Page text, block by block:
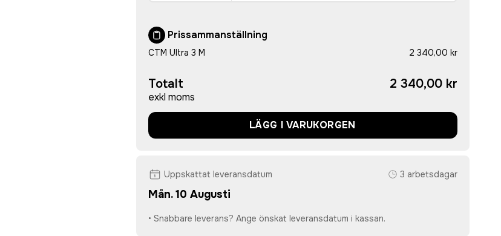
Prissammanställning
CTM Ultra 3 M 2 340,00 kr
Totalt
exkl moms
2 340,00 kr
LÄGG I VARUKORGEN
Uppskattat leveransdatum 3 arbetsdagar
Mån. 10 Augusti
• Snabbare leverans? Ange önskat leveransdatum i kassan.